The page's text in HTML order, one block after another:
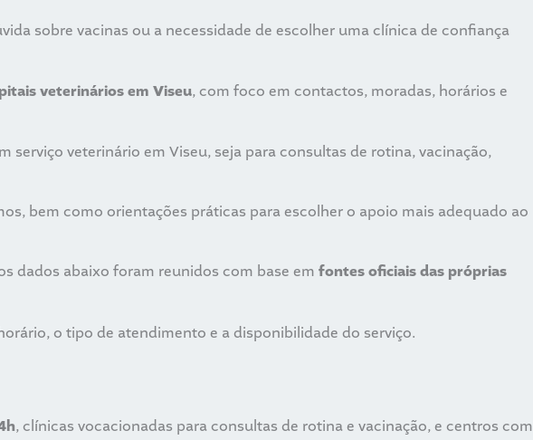
sobre vacinas ou a necessidade de escolher uma clínica de confiança
veterinários em Viseu, com foco em contactos, moradas, horários e
veterinário em Viseu, seja para consultas de rotina, vacinação,
bem como orientações práticas para escolher o apoio mais adequado ao
dados abaixo foram reunidos com base em fontes oficiais das próprias
o tipo de atendimento e a disponibilidade do serviço.
, clínicas vocacionadas para consultas de rotina e vacinação, e centros com